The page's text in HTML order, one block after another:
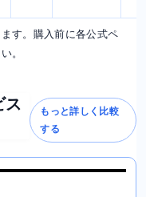
す。購入前に各公式ペ
。
ス
もっと詳しく比較
する